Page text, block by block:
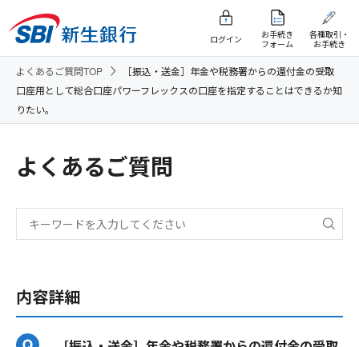
ログイン
お手続き
フォーム
各種取引・
お手続き
よくあるご質問TOP
［振込・送金］年金や税務署からの還付金の受取
口座用として総合口座パワーフレックスの口座を指定することはできるか知
りたい。
よくあるご質問
内容詳細